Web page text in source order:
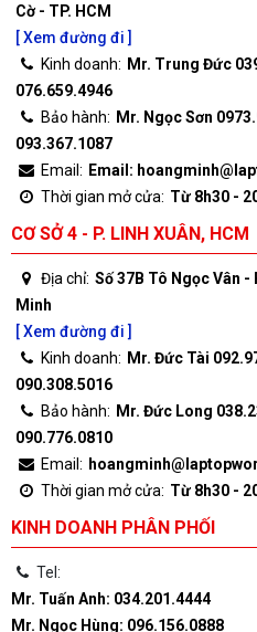
Cờ - TP. HCM
[ Xem đường đi ]
Kinh doanh: Mr. Trung Đức
076.659.4946
Bảo hành: Mr. Ngọc Sơn
093.367.1087
Email: Email:
Thời gian mở cửa: Từ 8h30 -
CƠ SỞ 4 - P. LINH XUÂN, HCM
Địa chỉ: Số 37B Tô Ngọc Vân -
Minh
[ Xem đường đi ]
Kinh doanh: Mr. Đức Tài
090.308.5016
Bảo hành: Mr. Đức Long
090.776.0810
Email:
Thời gian mở cửa: Từ 8h30 -
KINH DOANH PHÂN PHỐI
Tel:
Mr. Tuấn Anh: 034.201.4444
Mr. Ngọc Hùng: 096.156.0888